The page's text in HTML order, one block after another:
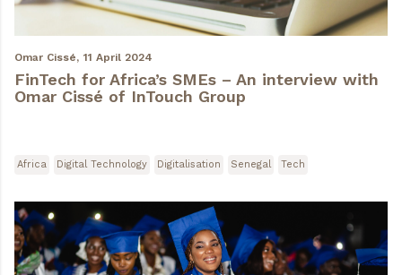
Omar Cissé, 11 April 2024
FinTech for Africa’s SMEs – An interview with
Omar Cissé of InTouch Group
Africa Digital Technology Digitalisation Senegal Tech